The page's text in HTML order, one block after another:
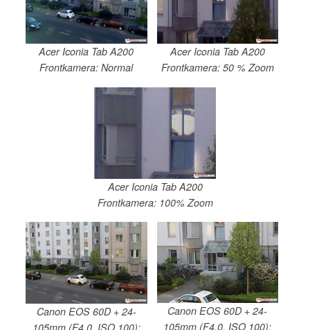
Acer Iconia Tab A200
Frontkamera: Normal
Acer Iconia Tab A200
Frontkamera: 50 % Zoom
Acer Iconia Tab A200
Frontkamera: 100% Zoom
Canon EOS 60D + 24-
Canon EOS 60D + 24-
105mm (F4.0, ISO 100):